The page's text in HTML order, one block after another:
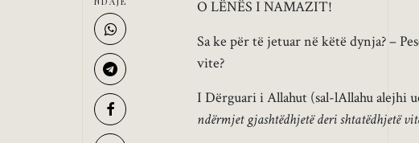
O LËNËS I NAMAZIT!
Sa ke për të jetuar në këtë dynja? –
vite?
I Dërguari i Allahut (sal-lAllahu alejhi
ndërmjet gjashtëdhjetë deri shtatëdhjetë